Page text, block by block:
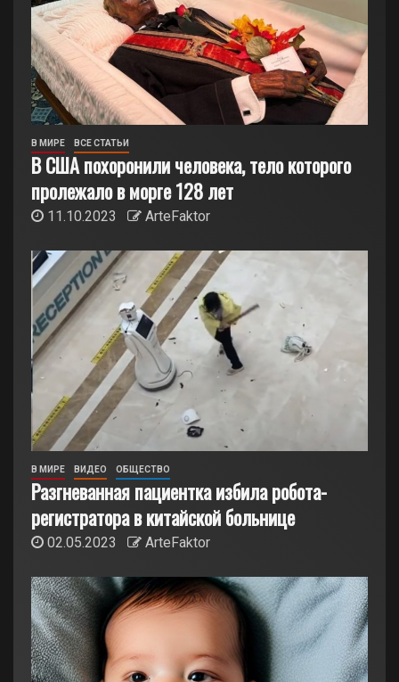
В МИРЕ ВСЕ СТАТЬИ
В США похоронили человека, тело которого
пролежало в морге 128 лет
11.10.2023 ArteFaktor
В МИРЕ ВИДЕО ОБЩЕСТВО
Разгневанная пациентка избила робота-
регистратора в китайской больнице
02.05.2023 ArteFaktor